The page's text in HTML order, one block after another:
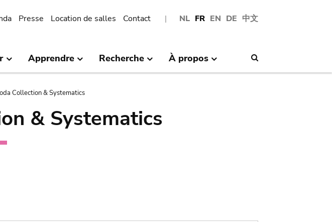
NL FR EN DE 中文
Presse Location de salles Contact
Apprendre Recherche À propos
Collection & Systematics
& Systematics